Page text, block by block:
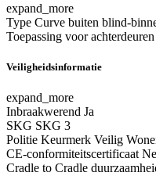
expand_more
Type Curve buiten blind-
Toepassing voor achterdeuren
Veiligheidsinformatie
expand_more
Inbraakwerend Ja
SKG SKG 3
Politie Keurmerk Veilig
CE-conformiteitscertificaat
Cradle to Cradle